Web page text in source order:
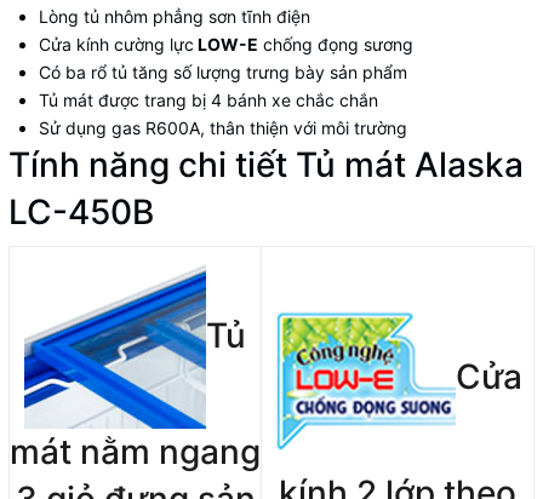
Lòng tủ nhôm phẳng sơn tĩnh điện
Cửa kính cường lực LOW-E chống đọng sương
Có ba rổ tủ tăng số lượng trưng bày sản phẩm
Tủ mát được trang bị 4 bánh xe chắc chắn
Sử dụng gas R600A, thân thiện với môi trường
Tính năng chi tiết Tủ mát Alaska
LC-450B
Tủ
mát nằm ngang
Cửa